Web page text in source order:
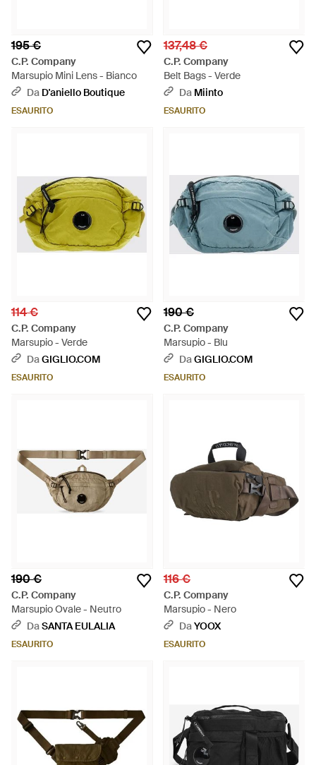
195 €
C.P. Company
Marsupio Mini Lens - Bianco
Da D'aniello Boutique
ESAURITO
137,48 €
C.P. Company
Belt Bags - Verde
Da Miinto
ESAURITO
114 €
C.P. Company
Marsupio - Verde
DaGIGLIO.COM
ESAURITO
190 €
C.P. Company
Marsupio - Blu
DaGIGLIO.COM
ESAURITO
190 €
C.P. Company
Marsupio Ovale - Neutro
DaSANTA EULALIA
ESAURITO
116 €
C.P. Company
Marsupio - Nero
DaYOOX
ESAURITO